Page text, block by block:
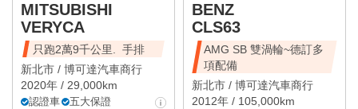
MITSUBISHI
VERYCA
只跑2萬9千公里. 手排
新北市 / 博可達汽車商行
2020年 / 29,000km
認證車
五大保證
BENZ
CLS63
AMG SB 雙渦輪~德訂多
項配備
新北市 / 博可達汽車商行
2012年 / 105,000km